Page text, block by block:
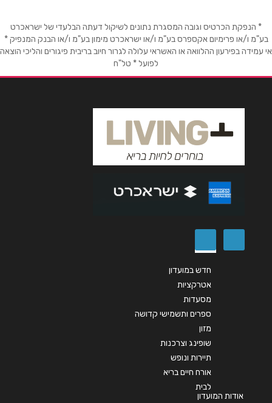
טלפון*
אימייל*
אנא חזרו אלי בקשר ל...
הודעה*
* הנפקת הכרטיס וגובה המסגרת נתונים לשיקול דעתה הבלעדי של ישראכרט
בע"מ ו/או פרימיום אקספרס בע"מ ו/או ישראכרט מימון בע"מ ו/או הבנק המנפיק *
אי עמידה בפירעון ההלוואה או האשראי עלולה לגרור חיוב בריבית פיגורים והליכי הוצאה
לפועל * טל"ח
חדש במועדון
אטרקציות
מסעדות
ספרים ותשמישי קדושה
מזון
שופינג וצרכנות
תיירות ונופש
אורח חיים בריא
לבית
אודות המועדון